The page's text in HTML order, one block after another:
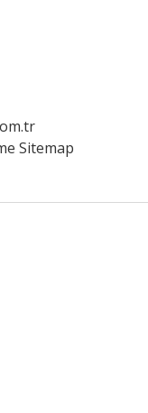
Sitemap